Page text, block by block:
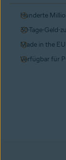
Hunderte
30-Tage-Geld-
Made in the EU
Verfügbar für